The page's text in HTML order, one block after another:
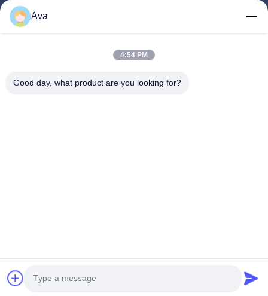
পণ্য
ভিডিও
কারখানা পরিদর্শন
©2013- WUXI SYLAITH SPECIAL STEEL CO.,LTD. সমস্ত অধিকার সংরক্ষিত।
Ava
4:54 PM
Good day, what product are you looking for?